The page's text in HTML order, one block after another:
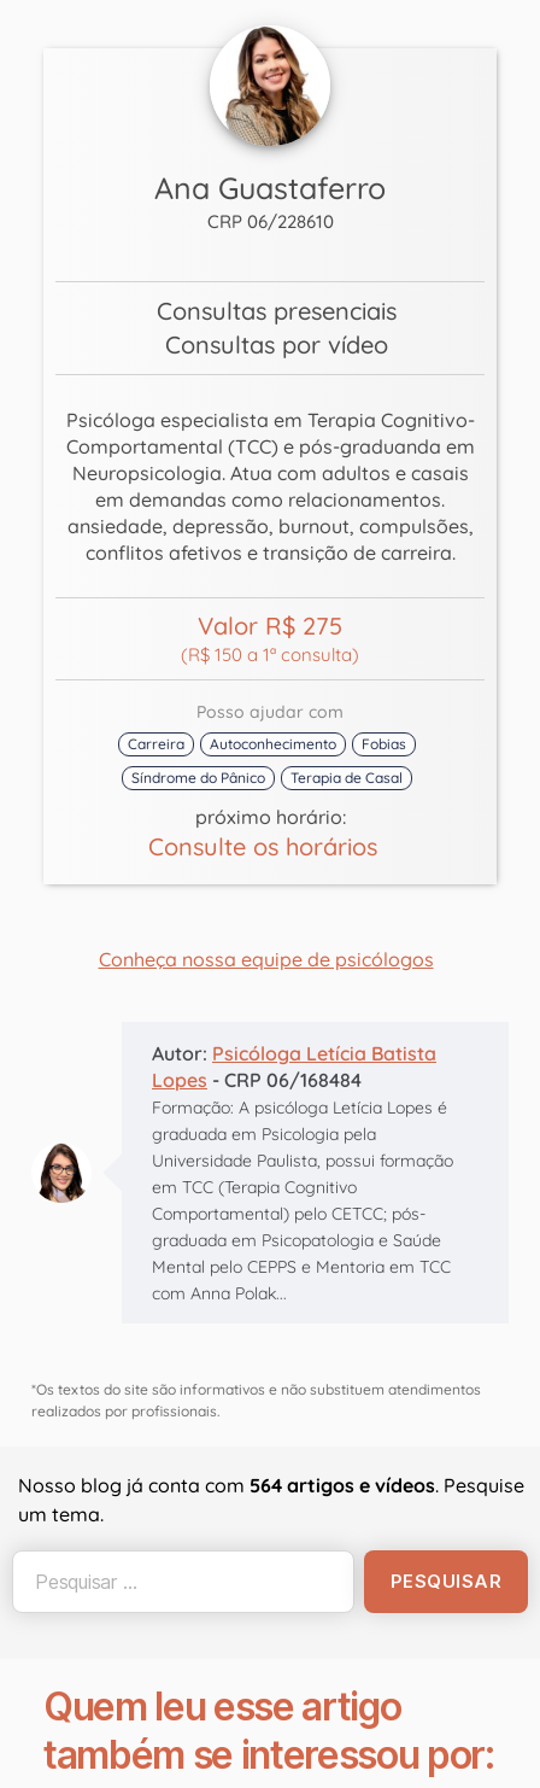
Ana Guastaferro
CRP 06/228610
Consultas presenciais
Consultas por vídeo
Psicóloga especialista em Terapia Cognitivo-
Comportamental (TCC) e pós-graduanda em
Neuropsicologia. Atua com adultos e casais
em demandas como relacionamentos.
ansiedade, depressão, burnout, compulsões,
conflitos afetivos e transição de carreira.
Valor R$ 275
(R$ 150 a 1ª consulta)
Posso ajudar com
Carreira Autoconhecimento
Fobias
Síndrome do Pânico
Terapia de Casal
próximo horário:
Consulte os horários
Conheça nossa equipe de psicólogos
Autor: Psicóloga Letícia Batista
Lopes - CRP 06/168484
Formação: A psicóloga Letícia Lopes é
graduada em Psicologia pela
Universidade Paulista, possui formação
em TCC (Terapia Cognitivo
Comportamental) pelo CETCC; pós-
graduada em Psicopatologia e Saúde
Mental pelo CEPPS e Mentoria em TCC
com Anna Polak...
*Os textos do site são informativos e não substituem atendimentos
realizados por profissionais.
Nosso blog já conta com 564 artigos e vídeos. Pesquise
um tema.
Quem leu esse artigo
também se interessou por: